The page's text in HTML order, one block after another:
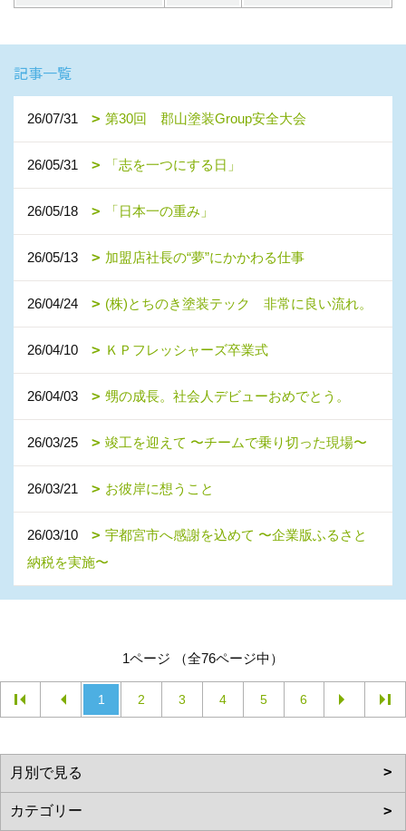
記事一覧
26/07/31 第30回 郡山塗装Group安全大会
26/05/31 「志を一つにする日」
26/05/18 「日本一の重み」
26/05/13 加盟店社長の“夢”にかかわる仕事
26/04/24 (株)とちのき塗装テック 非常に良い流れ。
26/04/10 ＫＰフレッシャーズ卒業式
26/04/03 甥の成長。社会人デビューおめでとう。
26/03/25 竣工を迎えて 〜チームで乗り切った現場〜
26/03/21 お彼岸に想うこと
26/03/10
宇都宮市へ感謝を込めて 〜企業版ふるさと
納税を実施〜
1ページ （全76ページ中）
1 2 3 4 5 6